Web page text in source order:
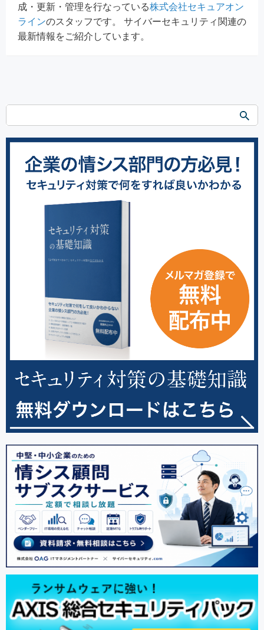
成・更新・管理を行なっている株式会社セキュアオン
ラインのスタッフです。 サイバーセキュリティ関連の
最新情報をご紹介しています。